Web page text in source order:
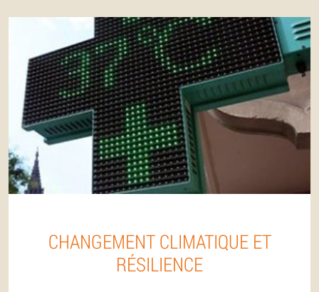
CHANGEMENT CLIMATIQUE ET
RÉSILIENCE